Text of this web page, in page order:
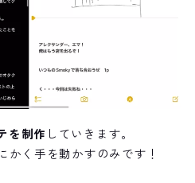
を制作 していきます。
かく手を動かすのみです！